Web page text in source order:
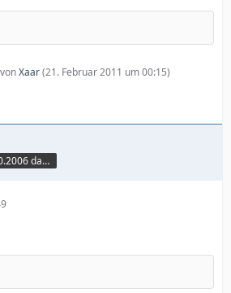
Xaar(21. Februar 2011 um 00:15)
seit dem 26.10.2006 dabei